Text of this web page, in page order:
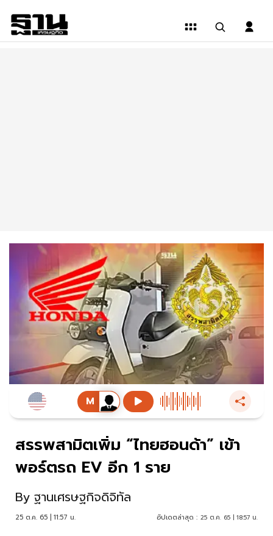
สรรพสามิตเพิ่ม “ไทยฮอนด้า” เข้า
พอร์ตรถ EV อีก 1 ราย
By ฐานเศรษฐกิจดิจิทัล
25 ต.ค. 65 | 11:57 น. อัปเดตล่าสุด : 25 ต.ค. 65 | 18:57 น.